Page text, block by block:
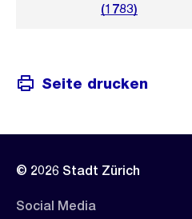
(1783)
Seite drucken
© 2026 Stadt Zürich
Social Media